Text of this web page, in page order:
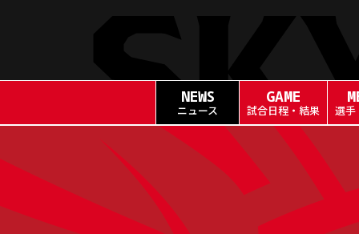
content
NEWS
ニュース
GAME
試合日程・結果 選手